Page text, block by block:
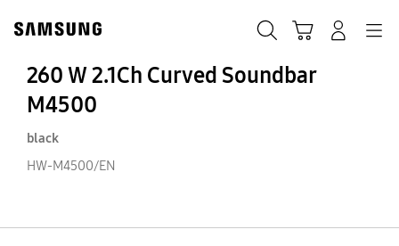
content
accessibility
260 W 2.1Ch Curved Soundbar
M4500
black
HW-M4500/EN